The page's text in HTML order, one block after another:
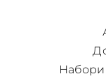
Набори